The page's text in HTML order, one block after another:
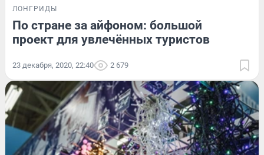
ЛОНГРИДЫ
По стране за айфоном: большой
проект для увлечённых туристов
23 декабря, 2020, 22:40 2 679